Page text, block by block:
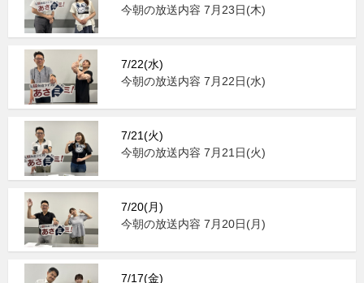
今朝の放送内容 7月23日(木)
7/22(水)
今朝の放送内容 7月22日(水)
7/21(火)
今朝の放送内容 7月21日(火)
7/20(月)
今朝の放送内容 7月20日(月)
7/17(金)